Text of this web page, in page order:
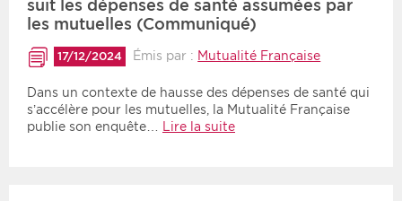
suit les dépenses de santé assumées par
les mutuelles (Communiqué)
17/12/2024 Émis par : Mutualité Française
Dans un contexte de hausse des dépenses de santé qui
s’accélère pour les mutuelles, la Mutualité Française
publie son enquête…
Lire la suite